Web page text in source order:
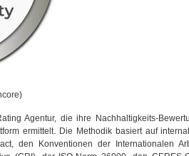
Agentur, die ihre Nachhaltigkeits-
ermittelt. Die Methodik basiert auf
den Konventionen der Internationalen